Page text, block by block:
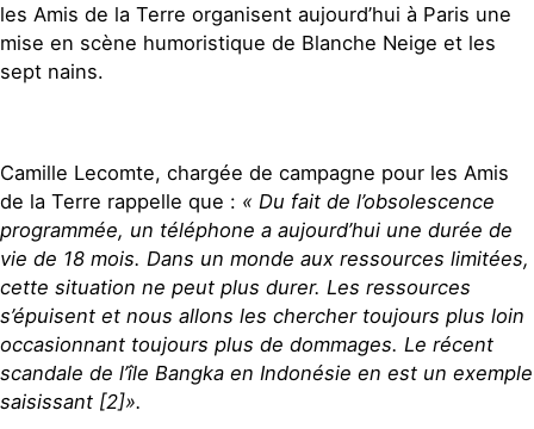
les Amis de la Terre organisent aujourd’hui à Paris une
mise en scène humoristique de Blanche Neige et les
sept nains.
Camille Lecomte, chargée de campagne pour les Amis
de la Terre rappelle que : « Du fait de l’obsolescence
programmée, un téléphone a aujourd’hui une durée de
vie de 18 mois. Dans un monde aux ressources limitées,
cette situation ne peut plus durer. Les ressources
s’épuisent et nous allons les chercher toujours plus loin
occasionnant toujours plus de dommages. Le récent
scandale de l’île Bangka en Indonésie en est un exemple
saisissant [2]».